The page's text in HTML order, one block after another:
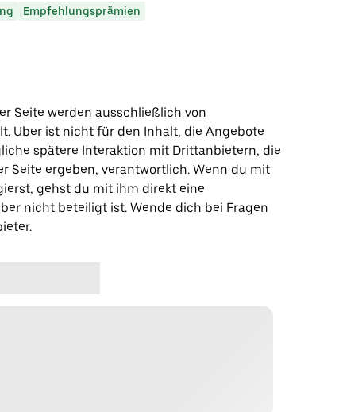
Empfehlungsprämien
Seite werden ausschließlich von
Uber ist nicht für den Inhalt, die Angebote
spätere Interaktion mit Drittanbietern, die
Seite ergeben, verantwortlich. Wenn du mit
gehst du mit ihm direkt eine
nicht beteiligt ist. Wende dich bei Fragen